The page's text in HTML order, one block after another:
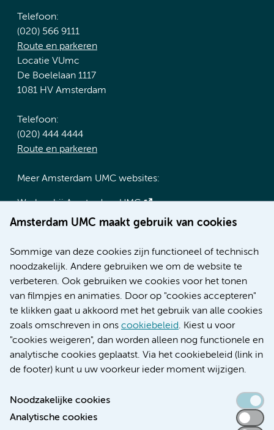
Amsterdam UMC maakt gebruik van cookies
Sommige van deze cookies zijn functioneel of technisch
noodzakelijk. Andere gebruiken we om de website te
verbeteren. Ook gebruiken we cookies voor het tonen
van filmpjes en animaties. Door op "cookies accepteren"
te klikken gaat u akkoord met het gebruik van alle cookies
zoals omschreven in ons cookiebeleid. Kiest u voor
"cookies weigeren", dan worden alleen nog functionele en
analytische cookies geplaatst. Via het cookiebeleid (link in
de footer) kunt u uw voorkeur ieder moment wijzigen.
Noodzakelijke cookies
Analytische cookies
Telefoon:
(020) 566 9111
Route en parkeren
Locatie VUmc
De Boelelaan 1117
1081 HV Amsterdam
Telefoon:
(020) 444 4444
Route en parkeren
Meer Amsterdam UMC websites:
Werken bij Amsterdam UMC
Over Amsterdam UMC
Research
Educatie locatie AMC
Educatie locatie VUmc
Verwijzen & diagnostiek
Toegankelijkheidsverklaring
Responsible disclosure